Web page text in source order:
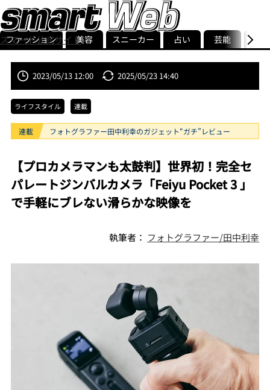
スマート公式サイト
smart最新号
記事一覧ランキング
ストリ
ファッション 美容 スニーカー 占い 芸能 グル
2023/05/13 12:00 2025/05/23 14:40
ライフスタイル 連載
連載 フォトグラファー田中利幸のガジェット“ガチ”レビュー
【プロカメラマンも太鼓判】世界初！完全セ
パレートジンバルカメラ「Feiyu Pocket 3 」
で手軽にブレない滑らかな映像を
執筆者： フォトグラファー/田中利幸